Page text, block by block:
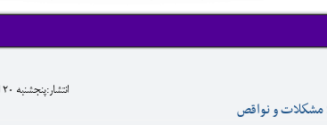
انتشار:پنجشنبه 20 اسفند 1383-0:0
مشكلات و نواقص